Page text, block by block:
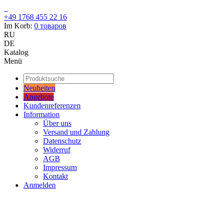
+49 1768 455 22 16
Im Korb: 0 товаров
RU
DE
Katalog
Menü
Neuheiten
Angebote
Kundenreferenzen
Information
Über uns
Versand und Zahlung
Datenschutz
Widerruf
AGB
Impressum
Kontakt
Anmelden